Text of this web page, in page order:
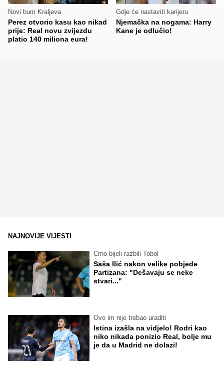
Novi bum Kraljeva
Perez otvorio kasu kao nikad
prije: Real novu zvijezdu
platio 140 miliona eura!
Gdje će nastaviti karijeru
Njemačka na nogama: Harry
Kane je odlučio!
NAJNOVIJE VIJESTI
Crno-bijeli razbili Tobol
Saša Ilić nakon velike pobjede
Partizana: "Dešavaju se neke
stvari..."
Ovo im nije trebao uraditi
Istina izašla na vidjelo! Rodri kao
niko nikada ponizio Real, bolje mu
je da u Madrid ne dolazi!